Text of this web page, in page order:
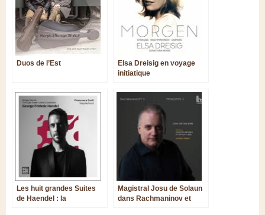
Duos de l’Est
Elsa Dreisig en voyage
initiatique
Les huit grandes Suites
de Haendel : la
Magistral Josu de Solaun
dans Rachmaninov et